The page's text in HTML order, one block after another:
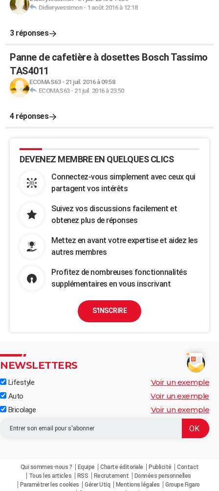
Didieryvessimon- 1 août 2016 à 12:18
3 réponses
Panne de cafetière à dosettes Bosch Tassimo
TAS4011
ECOMAS63- 21 juil. 2016 à 09:58
ECOMAS63- 21 juil. 2016 à 23:50
4 réponses
DEVENEZ MEMBRE EN QUELQUES CLICS
Connectez-vous simplement avec ceux qui
partagent vos intérêts
Suivez vos discussions facilement et
obtenez plus de réponses
Mettez en avant votre expertise et aidez les
autres membres
Profitez de nombreuses fonctionnalités
supplémentaires en vous inscrivant
S'INSCRIRE
NEWSLETTERS
Lifestyle Voir un exemple
Auto Voir un exemple
Bricolage Voir un exemple
Qui sommes-nous ? Equipe Charte éditoriale Publicité
Contact
Tous les articles
RSS Recrutement
Données personnelles
Paramétrer les cookies
Gérer Utiq Mentions légales
Groupe Figaro